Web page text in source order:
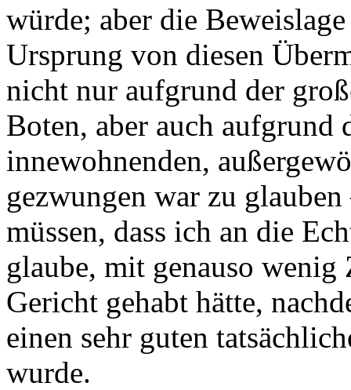
würde; aber die
Ursprung von diesen
nicht nur aufgrund der
Boten, aber auch aufgrund
innewohnenden,
gezwungen war zu
müssen, dass ich an die
glaube, mit genauso
Gericht gehabt hätte,
einen sehr guten
wurde.